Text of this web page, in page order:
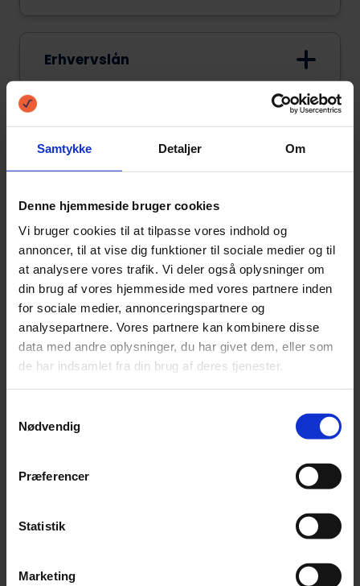
Samtykke Detaljer Om
Denne hjemmeside bruger cookies
Vi bruger cookies til at tilpasse vores indhold og
annoncer, til at vise dig funktioner til sociale medier og til
at analysere vores trafik. Vi deler også oplysninger om
din brug af vores hjemmeside med vores partnere inden
for sociale medier, annonceringspartnere og
analysepartnere. Vores partnere kan kombinere disse
data med andre oplysninger, du har givet dem, eller som
de har indsamlet fra din brug af deres tjenester.
Nødvendig
Præferencer
Statistik
Marketing
Digifinans
Ferratum
Sambla
Clara Finans Lendo
Ferratum
Digifinans Kreditnu
LetFinans
Lendo
LetFinans Digifinans
Bank Norwegian
Lendo Coop Bank
Saverium MyBanker
Erhvervslån
Bank Norwegian LendMe
Billån
Bank Norwegian MoreBanker
LendMe Lendo
drivkraft
Sammen skaber vi resultater
Vil du samarbejde med os?
+45 44110743
info@tjek-laan.dk
Man-Fre: 09:00 - 16:00
Tjeklån ApS
8000 Aarhus C